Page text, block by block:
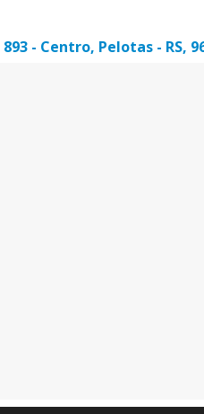
- Centro, Pelotas - RS,